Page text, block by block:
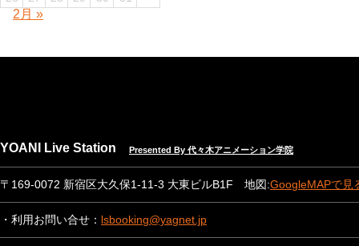
2月 »
YOANI Live Station Presented By 代々木アニメーション学院
〒169-0072 新宿区大久保1-11-3 大東ビルB1F 地図:GoogleMAPで見
・利用お問い合せ： lsbooking@yagnet.jp